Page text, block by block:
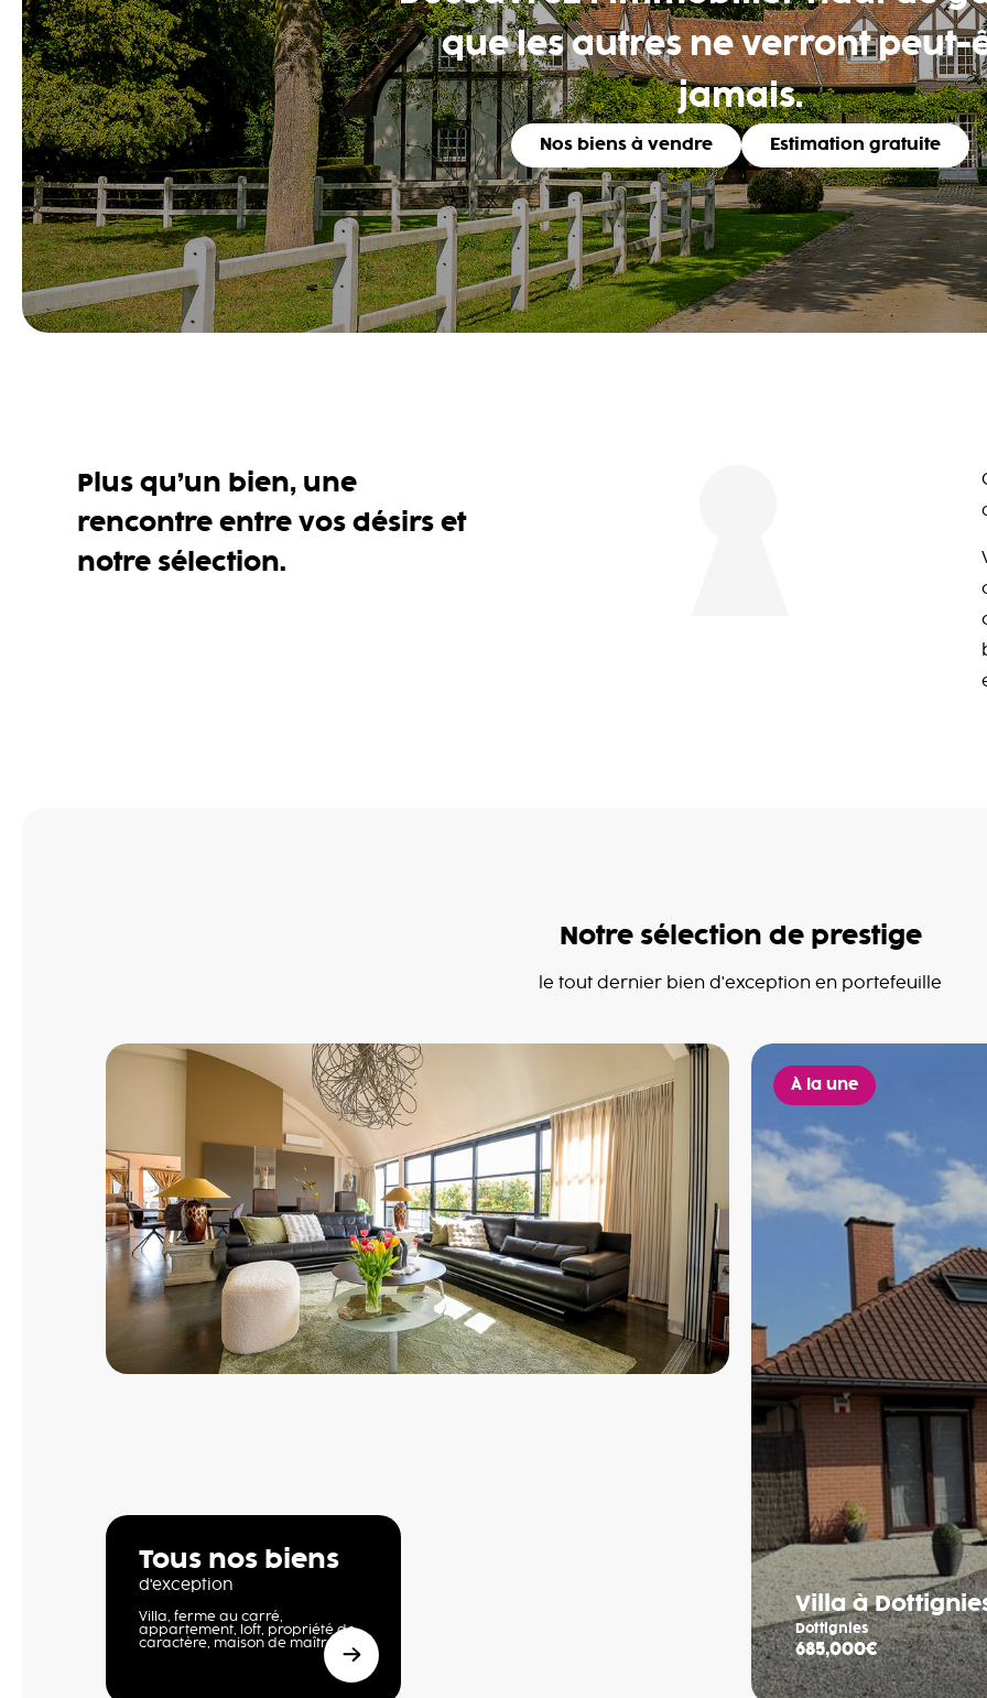
que les autres ne verront peut-
jamais.
Nos biens à vendre Estimation gratuite
Plus qu’un bien, une
rencontre entre vos désirs et
notre sélection.
Notre sélection de prestige
le tout dernier bien d'exception en portefeuille
Tous nos biens
d'exception
Villa, ferme au carré,
appartement, loft, propriété de
caractère, maison de maître,…
À la une
Villa à
Dottignies
685,000€